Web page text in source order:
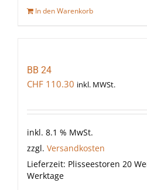
In den Warenkorb
BB 24
CHF 110.30 inkl. MWSt.
inkl. 8.1 % MwSt.
zzgl. Versandkosten
Lieferzeit: Plisseestoren 20
Werktage